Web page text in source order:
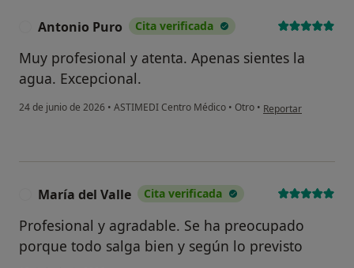
Antonio Puro Cita verificada
Muy profesional y atenta. Apenas sientes la
agua. Excepcional.
24 de junio de 2026 • ASTIMEDI Centro Médico • Otro • en opinión del
Reportar
María del Valle Cita verificada
Profesional y agradable. Se ha preocupado
porque todo salga bien y según lo previsto